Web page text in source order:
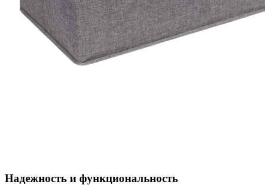
Надежность и функциональность